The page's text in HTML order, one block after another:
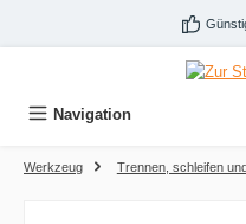
Zum Hauptinhalt springen
Navigation
Werkzeug Trennen, schleifen